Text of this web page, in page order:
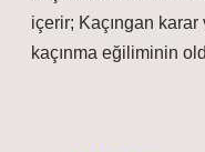
içerir; Kaçıngan
kaçınma eğiliminin